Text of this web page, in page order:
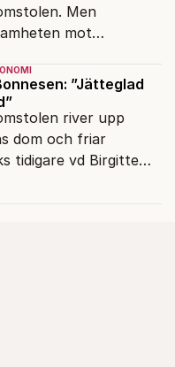
Men
mot
”Jätteglad
river upp
dom och friar
tidigare vd Birgitte
alla